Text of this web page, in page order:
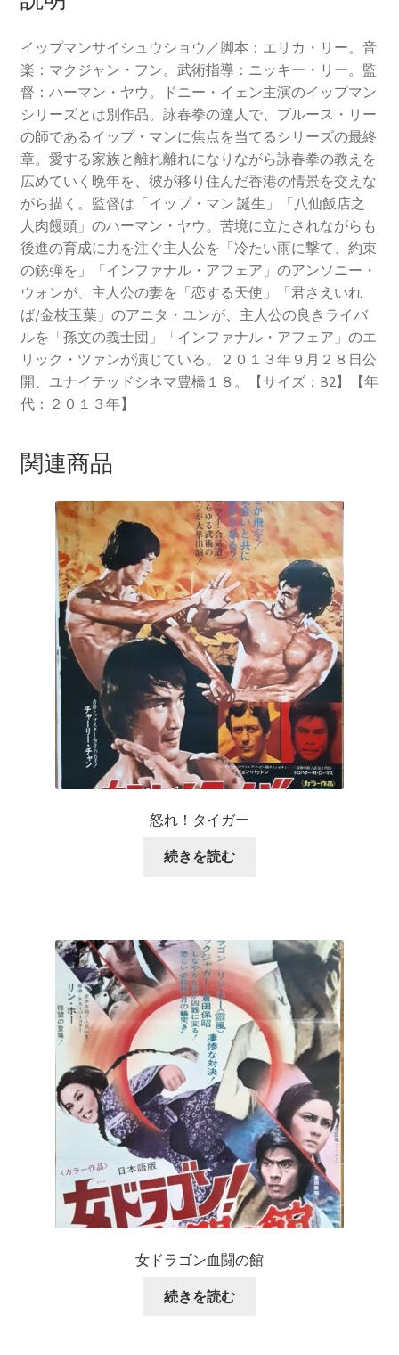
イップマンサイシュウショウ／脚本：エリカ・リー。音
楽：マクジャン・フン。武術指導：ニッキー・リー。監
督：ハーマン・ヤウ。ドニー・イェン主演のイップマン
シリーズとは別作品。詠春拳の達人で、ブルース・リー
の師であるイップ・マンに焦点を当てるシリーズの最終
章。愛する家族と離れ離れになりながら詠春拳の教えを
広めていく晩年を、彼が移り住んだ香港の情景を交えな
がら描く。監督は「イップ・マン 誕生」「八仙飯店之
人肉饅頭」のハーマン・ヤウ。苦境に立たされながらも
後進の育成に力を注ぐ主人公を「冷たい雨に撃て、約束
の銃弾を」「インファナル・アフェア」のアンソニー・
ウォンが、主人公の妻を「恋する天使」「君さえいれ
ば/金枝玉葉」のアニタ・ユンが、主人公の良きライバ
ルを「孫文の義士団」「インファナル・アフェア」のエ
リック・ツァンが演じている。２０１３年９月２８日公
開、ユナイテッドシネマ豊橋１８。【サイズ：B2】【年
代：２０１３年】
関連商品
怒れ！タイガー
続きを読む
女ドラゴン血闘の館
続きを読む